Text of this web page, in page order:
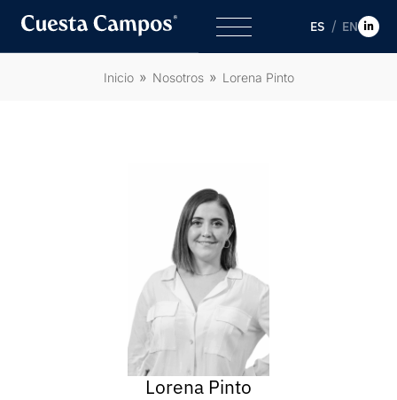
ES EN
Inicio Nosotros Lorena Pinto
Lorena Pinto